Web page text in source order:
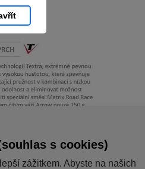
s cookies)
zážitkem. Abyste na našich